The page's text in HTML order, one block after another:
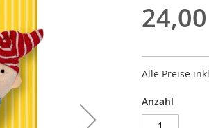
Alle Preise
Anzahl